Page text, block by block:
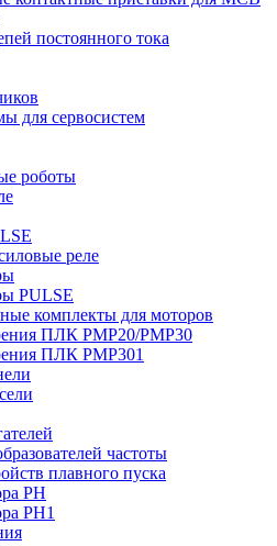
постоянного тока
для сервосистем
роботы
реле
PULSE
комплекты для моторов
ПЛК PMP20/PMP30
ПЛК PMP301
частоты
плавного пуска
PH
PH1